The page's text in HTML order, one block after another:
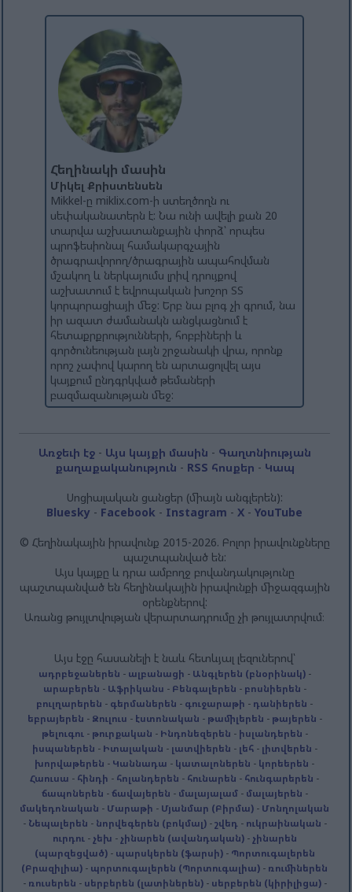
Հեղինակի մասին
Միկել Քրիստենսեն
Mikkel-ը miklix.com-ի ստեղծողն ու
սեփականատերն է: Նա ունի ավելի քան 20
տարվա աշխատանքային փորձ՝ որպես
պրոֆեսիոնալ համակարգչային
ծրագրավորող/ծրագրային ապահովման
մշակող և ներկայումս լրիվ դրույքով
աշխատում է եվրոպական խոշոր ՏՏ
կորպորացիայի մեջ: Երբ նա բլոգ չի գրում, նա
իր ազատ ժամանակն անցկացնում է
հետաքրքրությունների, հոբբիների և
գործունեության լայն շրջանակի վրա, որոնք
որոշ չափով կարող են արտացոլվել այս
կայքում ընդգրկված թեմաների
բազմազանության մեջ:
Առջեւի էջ- Այս կայքի մասին - Գաղտնիության
քաղաքականություն - RSS հոսքեր - Կապ
Սոցիալական ցանցեր (միայն անգլերեն):
Bluesky - Facebook - Instagram -X -YouTube
© Հեղինակային իրավունք 2015-2026. Բոլոր իրավունքները
պաշտպանված են:
Այս կայքը և դրա ամբողջ բովանդակությունը
պաշտպանված են հեղինակային իրավունքի միջազգային
օրենքներով:
Առանց թույլտվության վերարտադրումը չի թույլատրվում։
Այս էջը հասանելի է նաև հետևյալ լեզուներով՝
ադրբեջաներեն - ալբանացի - Անգլերեն (բնօրինակ)-
արաբերեն - Աֆրիկանս - Բենգալերեն - բոսնիերեն -
բուլղարերեն - գերմաներեն - գուջարաթի - դանիերեն -
եբրայերեն - Զուլուս - էստոնական - թամիլերեն - թայերեն -
թելուգու- թուրքական - Ինդոնեզերեն - իսլանդերեն -
իսպաներեն - Իտալական - լատվիերեն - լեհ- լիտվերեն -
խորվաթերեն - Կաննադա - կատալոներեն - կորեերեն -
Հաուսա - հինդի - հոլանդերեն - հունարեն - հունգարերեն -
ճապոներեն -ճավայերեն - մալայալամ- մալայերեն -
մակեդոնական - Մարաթի - Մյանմար (Բիրմա) - Մոնղոլական
- Նեպալերեն - նորվեգերեն (բոկմալ)-շվեդ- ուկրաինական -
ուրդու- չեխ - չինարեն (ավանդական)- չինարեն
(պարզեցված)- պարսկերեն (ֆարսի)- Պորտուգալերեն
(Բրազիլիա) - պորտուգալերեն (Պորտուգալիա) - ռումիներեն
- ռուսերեն - սերբերեն (լատիներեն)- սերբերեն (կիրիլիցա)-